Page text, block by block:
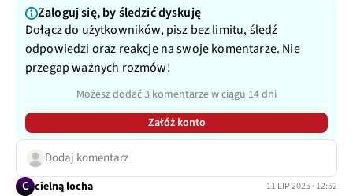
Zaloguj się, by śledzić dyskuję
Dołącz do użytkowników, pisz bez limitu, śledź
odpowiedzi oraz reakcje na swoje komentarze. Nie
przegap ważnych rozmów!
Możesz dodać 3 komentarze w ciągu 14 dni
Załóż konto
Dodaj komentarz
C cielną locha 11 LIP 2025 · 12:52